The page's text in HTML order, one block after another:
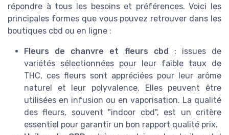
répondre à tous les besoins et préférences. Voici les
principales formes que vous pouvez retrouver dans les
boutiques cbd ou en ligne :
Fleurs de chanvre et fleurs cbd
: issues de
variétés sélectionnées pour leur faible taux de
THC, ces fleurs sont appréciées pour leur arôme
naturel et leur polyvalence. Elles peuvent être
utilisées en infusion ou en vaporisation. La qualité
des fleurs, souvent "indoor cbd", est un critère
essentiel pour garantir un bon rapport qualité prix.